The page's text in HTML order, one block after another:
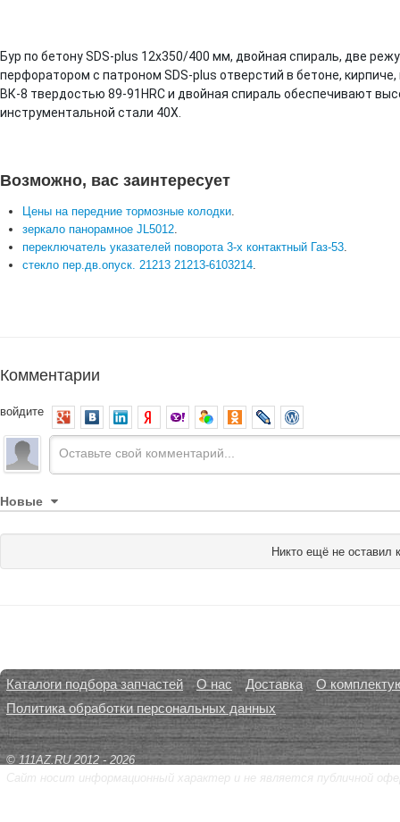
Бур по бетону SDS-plus 12x350/400 мм, двойная спираль, две
перфоратором с патроном SDS-plus отверстий в бетоне,
ВК-8 твердостью 89-91HRC и двойная спираль обеспечивают
инструментальной стали 40Х.
Возможно, вас заинтересует
Цены на передние тормозные колодки.
зеркало панорамное JL5012.
переключатель указателей поворота 3-х контактный Газ-53.
стекло пер.дв.опуск. 21213 21213-6103214.
Комментарии
войдите
Новые
Никто ещё не оставил
Каталоги подбора запчастей О нас Доставка
О
Политика обработки персональных данных
© 111AZ.RU 2012 - 2026
Сайт носит информационный характер и не является публичной